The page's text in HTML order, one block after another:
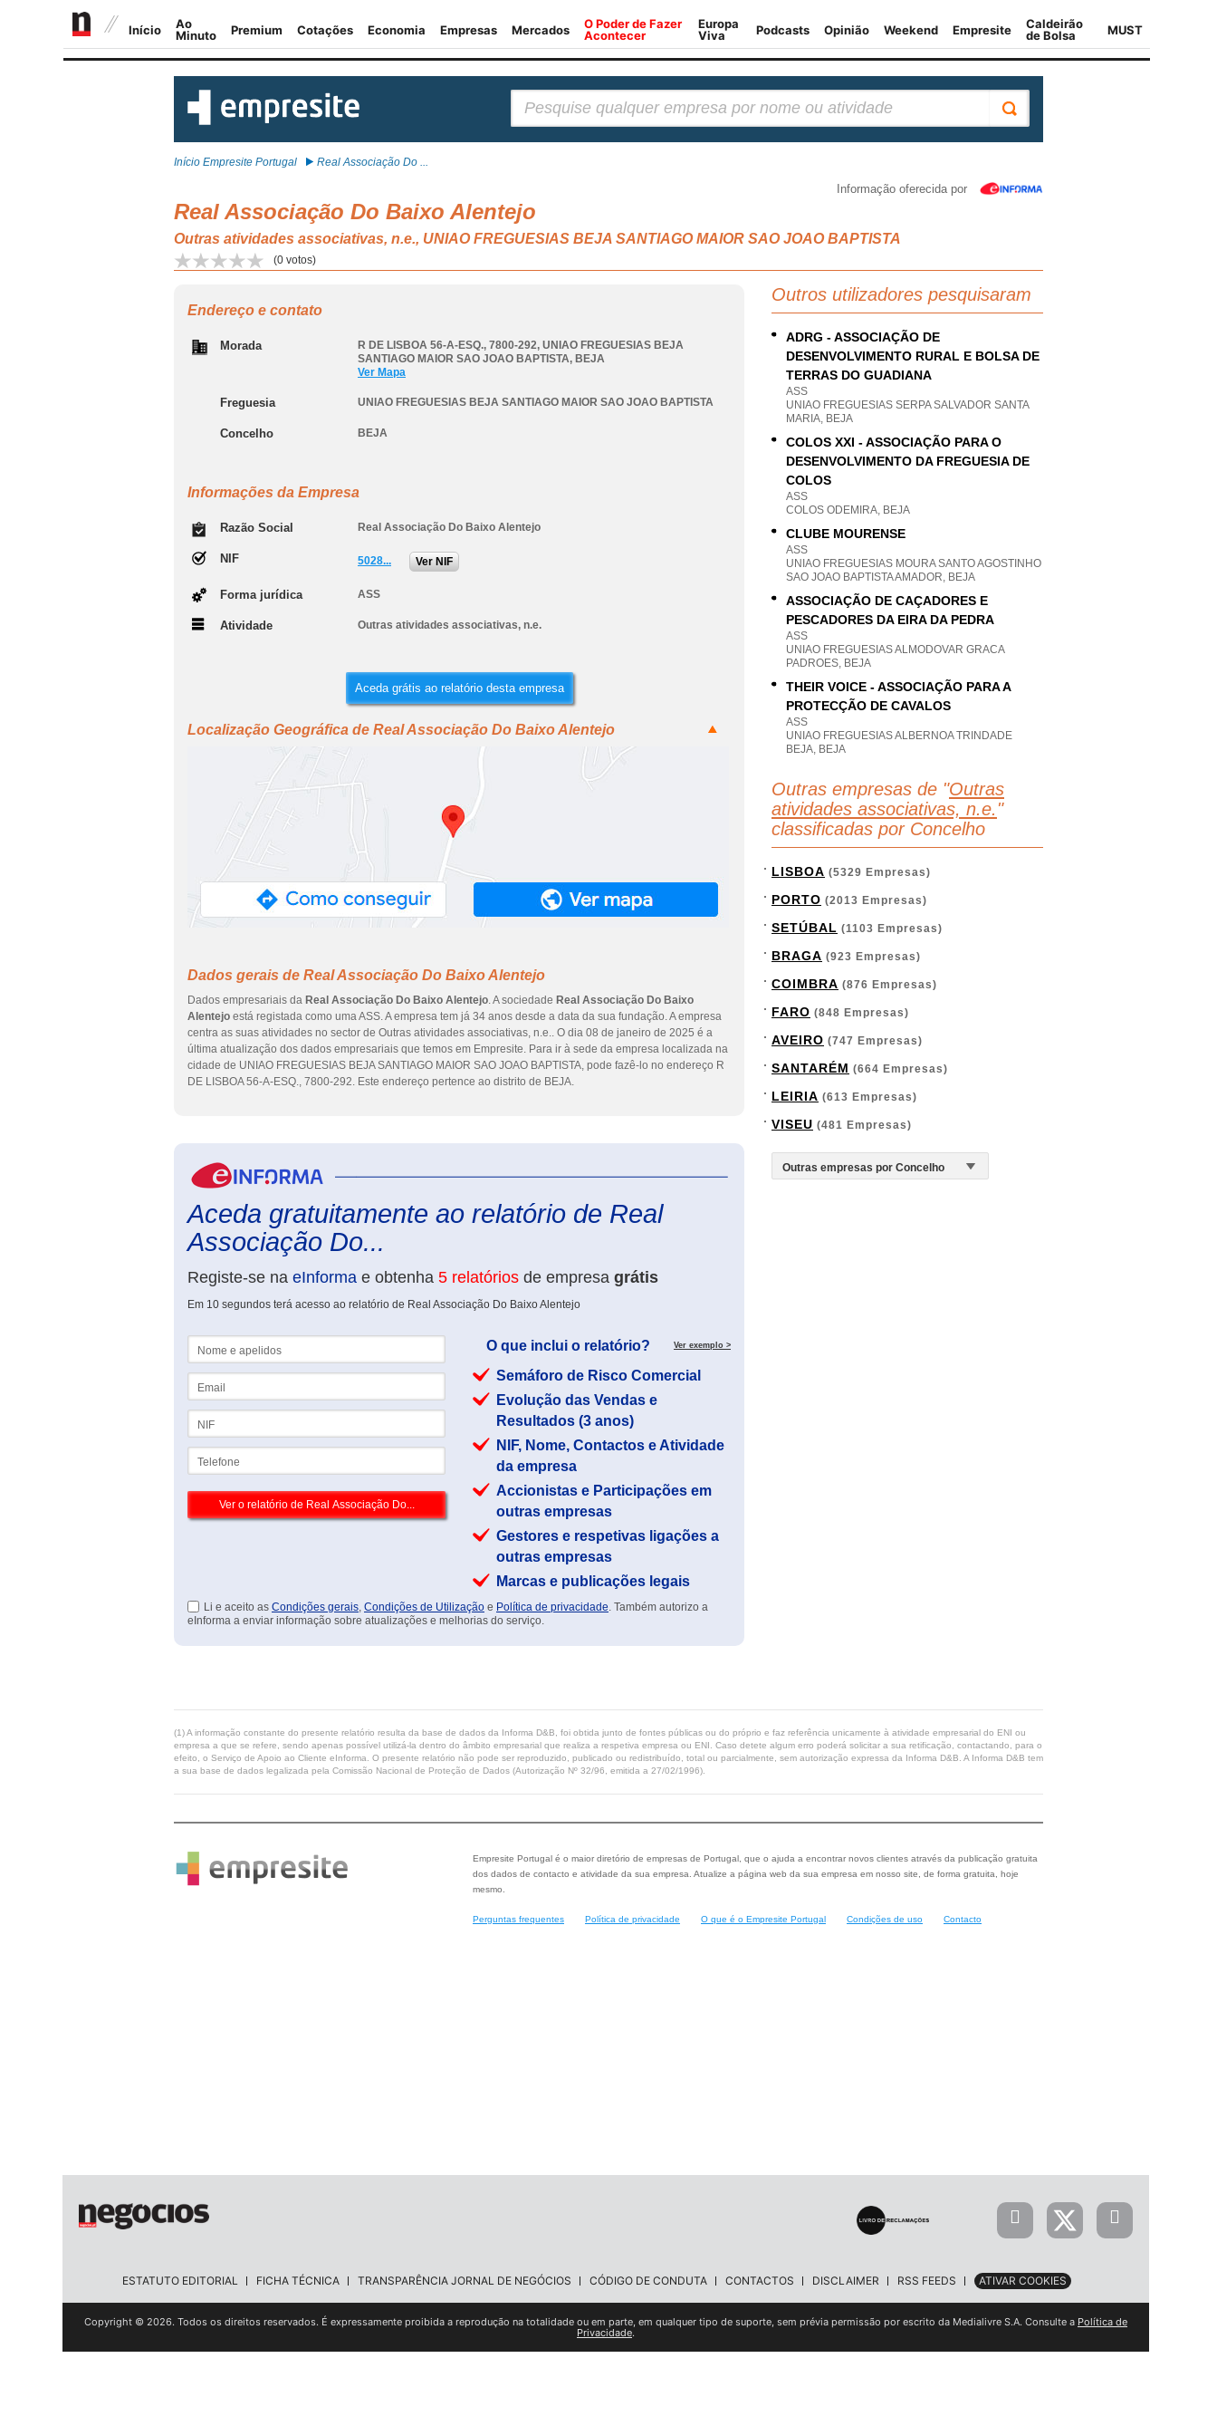
Início Empresite Portugal Real Associação Do ...
Informação oferecida por
Real Associação Do Baixo Alentejo
Outras atividades associativas, n.e., UNIAO FREGUESIAS BEJA SANTIAGO MAIOR SAO JOAO BAPTISTA
(0 votos)
Endereço e contato
Morada R DE LISBOA 56-A-ESQ., 7800-292, UNIAO FREGUESIAS BEJA
SANTIAGO MAIOR SAO JOAO BAPTISTA, BEJA
Ver Mapa
Freguesia UNIAO FREGUESIAS BEJA SANTIAGO MAIOR SAO JOAO BAPTISTA
Concelho BEJA
Informações da Empresa
Razão Social Real Associação Do Baixo Alentejo
NIF 5028... Ver NIF
Forma jurídica ASS
Atividade Outras atividades associativas, n.e.
Aceda grátis ao relatório desta empresa
Localização Geográfica de Real Associação Do Baixo Alentejo
Dados gerais de Real Associação Do Baixo Alentejo
Dados empresariais da Real Associação Do Baixo Alentejo. A sociedade Real Associação Do Baixo
Alentejo está registada como uma ASS. A empresa tem já 34 anos desde a data da sua fundação. A empresa
centra as suas atividades no sector de Outras atividades associativas, n.e.. O dia 08 de janeiro de 2025 é a
última atualização dos dados empresariais que temos em Empresite. Para ir à sede da empresa localizada na
cidade de UNIAO FREGUESIAS BEJA SANTIAGO MAIOR SAO JOAO BAPTISTA, pode fazê-lo no endereço R
DE LISBOA 56-A-ESQ., 7800-292. Este endereço pertence ao distrito de BEJA.
Aceda gratuitamente ao relatório de Real
Associação Do...
Registe-se na eInforma e obtenha 5 relatórios de empresa grátis
Em 10 segundos terá acesso ao relatório de Real Associação Do Baixo Alentejo
O que inclui o relatório? Ver exemplo >
Semáforo de Risco Comercial
Evolução das Vendas e
Resultados (3 anos)
NIF, Nome, Contactos e Atividade
da empresa
Accionistas e Participações em
outras empresas
Gestores e respetivas ligações a
outras empresas
Marcas e publicações legais
Li e aceito as Condições gerais, Condições de Utilização e Política de privacidade. Também autorizo a
eInforma a enviar informação sobre atualizações e melhorias do serviço.
Outros utilizadores pesquisaram
ADRG - ASSOCIAÇÃO DE
DESENVOLVIMENTO RURAL E BOLSA DE
TERRAS DO GUADIANA
ASS
UNIAO FREGUESIAS SERPA SALVADOR SANTA
MARIA, BEJA
COLOS XXI - ASSOCIAÇÃO PARA O
DESENVOLVIMENTO DA FREGUESIA DE
COLOS
ASS
COLOS ODEMIRA, BEJA
CLUBE MOURENSE
ASS
UNIAO FREGUESIAS MOURA SANTO AGOSTINHO
SAO JOAO BAPTISTA AMADOR, BEJA
ASSOCIAÇÃO DE CAÇADORES E
PESCADORES DA EIRA DA PEDRA
ASS
UNIAO FREGUESIAS ALMODOVAR GRACA
PADROES, BEJA
THEIR VOICE - ASSOCIAÇÃO PARA A
PROTECÇÃO DE CAVALOS
ASS
UNIAO FREGUESIAS ALBERNOA TRINDADE
BEJA, BEJA
Outras empresas de "Outras
atividades associativas, n.e. "
classificadas por Concelho
LISBOA (5329 Empresas)
PORTO (2013 Empresas)
SETÚBAL (1103 Empresas)
BRAGA (923 Empresas)
COIMBRA (876 Empresas)
FARO (848 Empresas)
AVEIRO (747 Empresas)
SANTARÉM (664 Empresas)
LEIRIA (613 Empresas)
VISEU (481 Empresas)
(1) A informação constante do presente relatório resulta da base de dados da Informa D&B, foi obtida junto de fontes públicas ou do próprio e faz referência unicamente à atividade empresarial do ENI ou
empresa a que se refere, sendo apenas possível utilizá-la dentro do âmbito empresarial que realiza a respetiva empresa ou ENI. Caso detete algum erro poderá solicitar a sua retificação, contactando, para o
efeito, o Serviço de Apoio ao Cliente eInforma. O presente relatório não pode ser reproduzido, publicado ou redistribuído, total ou parcialmente, sem autorização expressa da Informa D&B. A Informa D&B tem
a sua base de dados legalizada pela Comissão Nacional de Proteção de Dados (Autorização Nº 32/96, emitida a 27/02/1996).
Empresite Portugal é o maior diretório de empresas de Portugal, que o ajuda a encontrar novos clientes através da publicação gratuita
dos dados de contacto e atividade da sua empresa. Atualize a página web da sua empresa em nosso site, de forma gratuita, hoje
mesmo.
Perguntas frequentes Política de privacidade O que é o Empresite Portugal Condições de uso Contacto